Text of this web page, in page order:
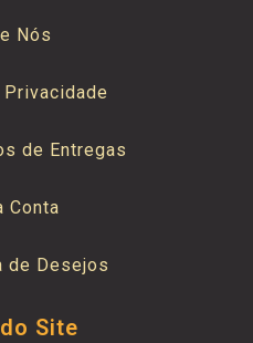
Nós
de Entregas
Conta
de Desejos
Site